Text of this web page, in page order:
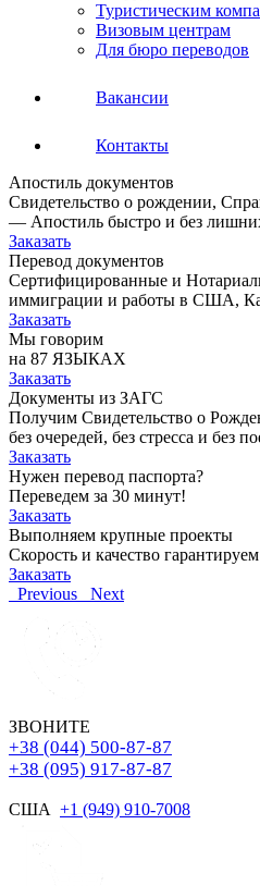
Туристическим
Визовым центрам
Для бюро переводов
Вакансии
Контакты
Апостиль документов
Свидетельство о рождении,
— Апостиль быстро и без
Заказать
Перевод документов
Сертифицированные и
иммиграции и работы в США,
Заказать
Мы говорим
на 87 ЯЗЫКАХ
Заказать
Документы из ЗАГС
Получим Свидетельство о
без очередей, без стресса и без
Заказать
Нужен перевод паспорта?
Переведем за 30 минут!
Заказать
Выполняем крупные проекты
Скорость и качество
Заказать
Previous
Next
ЗВОНИТЕ
+38 (044) 500-87-87
+38 (095) 917-87-87
США +1 (949) 910-7008